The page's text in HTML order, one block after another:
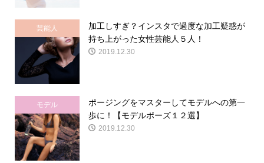
芸能人
加工しすぎ？インスタで過度な加工疑惑が
持ち上がった女性芸能人５人！
2019.12.30
モデル
ポージングをマスターしてモデルへの第一
歩に！【モデルポーズ１２選】
2019.12.30